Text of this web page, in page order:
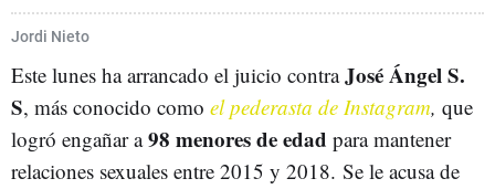
Jordi Nieto
Este lunes ha arrancado el juicio contraJosé Ángel S.
S, más conocido como el pederasta de Instagram, que
logró engañar a98 menores de edad para mantener
relaciones sexuales entre 2015 y 2018. Se le acusa de